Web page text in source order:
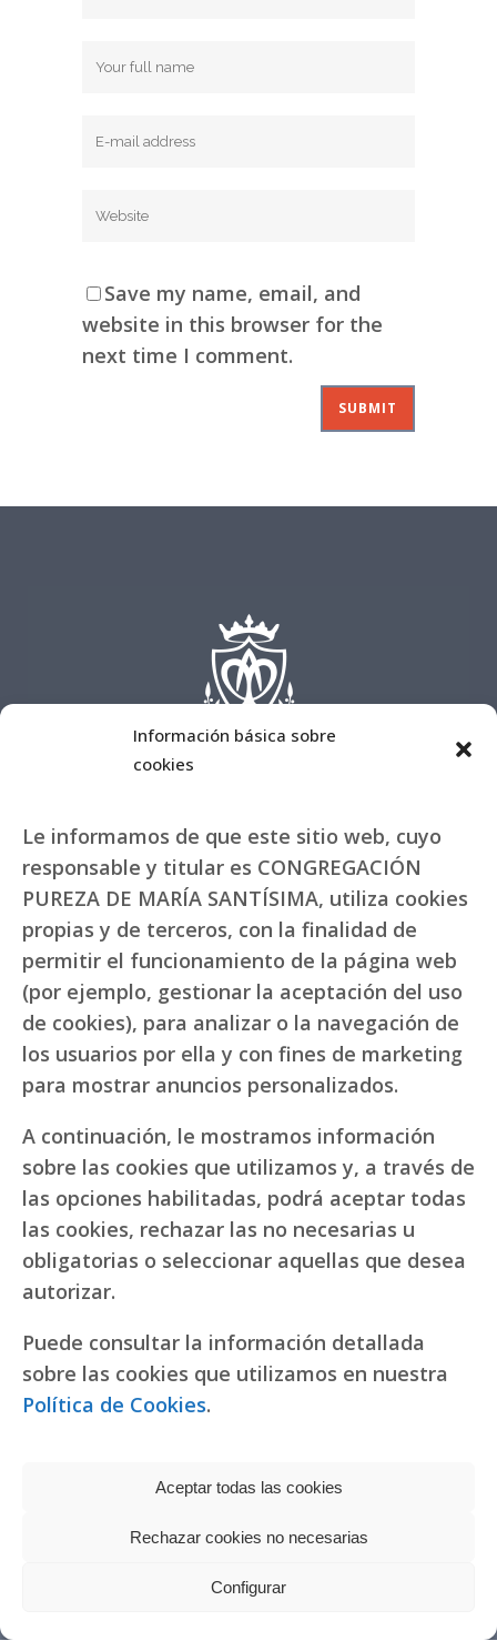
Información básica sobre
cookies
Le informamos de que este sitio web, cuyo
responsable y titular es CONGREGACIÓN
PUREZA DE MARÍA SANTÍSIMA, utiliza cookies
propias y de terceros, con la finalidad de
permitir el funcionamiento de la página web
(por ejemplo, gestionar la aceptación del uso
de cookies), para analizar o la navegación de
los usuarios por ella y con fines de marketing
para mostrar anuncios personalizados.
A continuación, le mostramos información
sobre las cookies que utilizamos y, a través de
las opciones habilitadas, podrá aceptar todas
las cookies, rechazar las no necesarias u
obligatorias o seleccionar aquellas que desea
autorizar.
Puede consultar la información detallada
sobre las cookies que utilizamos en nuestra
Política de Cookies.
Aceptar todas las cookies
Rechazar cookies no necesarias
Configurar
Save my name, email, and
website in this browser for the
next time I comment.
Copyright © 2022 RR. Pureza de María